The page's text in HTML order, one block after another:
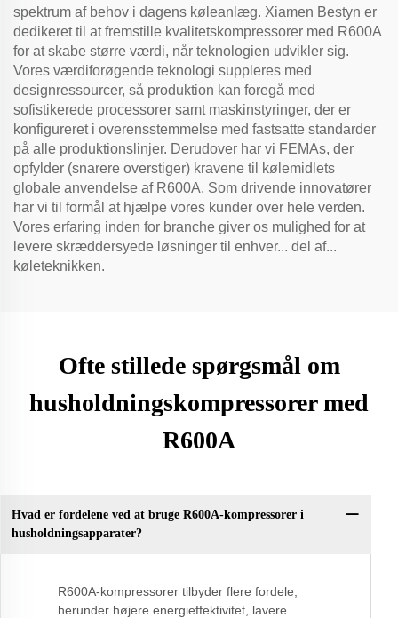
spektrum af behov i dagens køleanlæg. Xiamen Bestyn er
dedikeret til at fremstille kvalitetskompressorer med R600A
for at skabe større værdi, når teknologien udvikler sig.
Vores værdiforøgende teknologi suppleres med
designressourcer, så produktion kan foregå med
sofistikerede processorer samt maskinstyringer, der er
konfigureret i overensstemmelse med fastsatte standarder
på alle produktionslinjer. Derudover har vi FEMAs, der
opfylder (snarere overstiger) kravene til kølemidlets
globale anvendelse af R600A. Som drivende innovatører
har vi til formål at hjælpe vores kunder over hele verden.
Vores erfaring inden for branche giver os mulighed for at
levere skræddersyede løsninger til enhver... del af...
køleteknikken.
Ofte stillede spørgsmål om
husholdningskompressorer med
R600A
Hvad er fordelene ved at bruge R600A-kompressorer i
husholdningsapparater?
R600A-kompressorer tilbyder flere fordele,
herunder højere energieffektivitet, lavere